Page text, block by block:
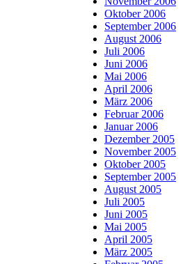
Oktober 2006
September 2006
August 2006
Juli 2006
Juni 2006
Mai 2006
April 2006
März 2006
Februar 2006
Januar 2006
Dezember 2005
November 2005
Oktober 2005
September 2005
August 2005
Juli 2005
Juni 2005
Mai 2005
April 2005
März 2005